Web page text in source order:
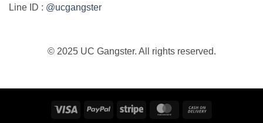
Line ID : @ucgangster
© 2025 UC Gangster. All rights reserved.
Visa PayPal Stripe MasterCard